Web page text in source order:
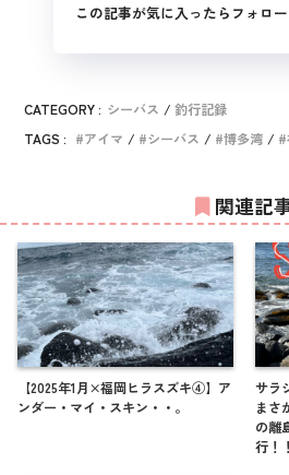
この記事が気に入ったらフォロ
CATEGORY : シーバス
釣行記録
TAGS :
アイマ シーバス 博多湾
関連記
【2025年1月×福岡ヒラスズキ④】ア
ンダー・マイ・スキン・・。
サラ
まさ
の離
行！！